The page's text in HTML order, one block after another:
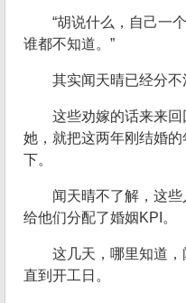
“胡说什么，自己一
谁都不知道。”
其实闻天晴已经分不
这些劝嫁的话来来
她，就把这两年刚结婚
下。
闻天晴不了解，这
给他们分配了婚姻KPI。
这几天，哪里知道
直到开工日。